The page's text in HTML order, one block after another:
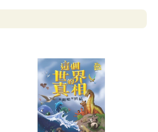
呼喚勸民歸正。（何西阿書）
局救夫君。（撒母耳記上十九章）
手自潔難脱罪污。（馬太福音二十七